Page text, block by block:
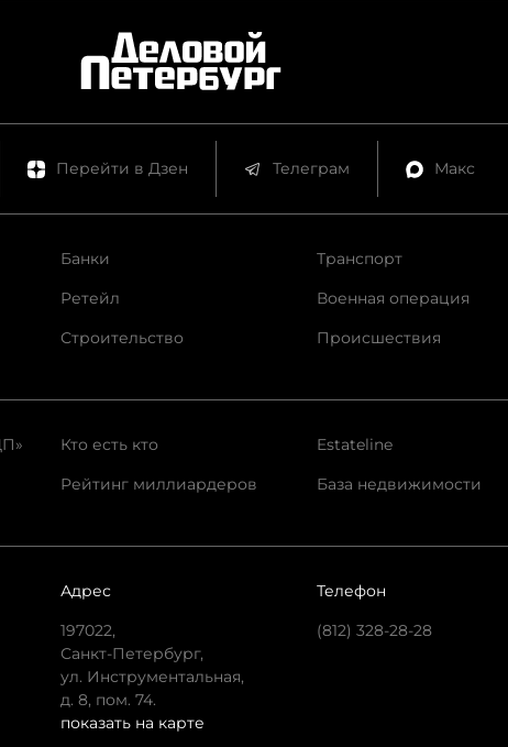
Перейти в Дзен Телеграм Макс
Банки
Ретейл
Строительство
Транспорт
Военная операция
Происшествия
Кто есть кто
Рейтинг миллиардеров
Estateline
База недвижимости
Адрес
197022,
Санкт-Петербург,
ул. Инструментальная,
д. 8, пом. 74.
показать на карте
Телефон
(812) 328-28-28